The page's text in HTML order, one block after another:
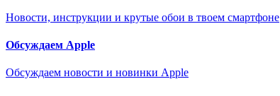
Новости, инструкции и крутые обои в твоем смартфоне
Обсуждаем Apple
Обсуждаем новости и новинки Apple